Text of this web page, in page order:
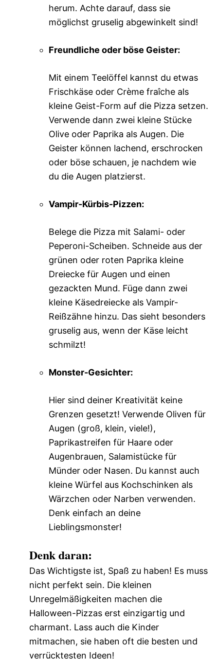
herum. Achte darauf, dass sie
möglichst gruselig abgewinkelt sind!
Freundliche oder böse Geister:
Mit einem Teelöffel kannst du etwas
Frischkäse oder Crème fraîche als
kleine Geist-Form auf die Pizza setzen.
Verwende dann zwei kleine Stücke
Olive oder Paprika als Augen. Die
Geister können lachend, erschrocken
oder böse schauen, je nachdem wie
du die Augen platzierst.
Vampir-Kürbis-Pizzen:
Belege die Pizza mit Salami- oder
Peperoni-Scheiben. Schneide aus der
grünen oder roten Paprika kleine
Dreiecke für Augen und einen
gezackten Mund. Füge dann zwei
kleine Käsedreiecke als Vampir-
Reißzähne hinzu. Das sieht besonders
gruselig aus, wenn der Käse leicht
schmilzt!
Monster-Gesichter:
Hier sind deiner Kreativität keine
Grenzen gesetzt! Verwende Oliven für
Augen (groß, klein, viele!),
Paprikastreifen für Haare oder
Augenbrauen, Salamistücke für
Münder oder Nasen. Du kannst auch
kleine Würfel aus Kochschinken als
Wärzchen oder Narben verwenden.
Denk einfach an deine
Lieblingsmonster!
Denk daran:
Das Wichtigste ist, Spaß zu haben! Es muss
nicht perfekt sein. Die kleinen
Unregelmäßigkeiten machen die
Halloween-Pizzas erst einzigartig und
charmant. Lass auch die Kinder
mitmachen, sie haben oft die besten und
verrücktesten Ideen!